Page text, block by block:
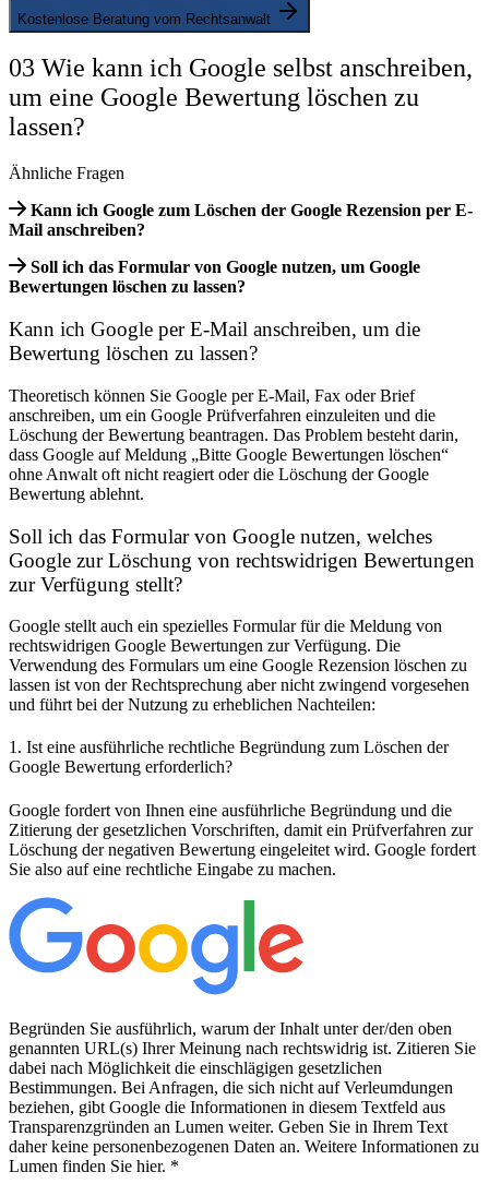
Kostenlose Beratung vom Rechtsanwalt
03 Wie kann ich Google selbst anschreiben,
um eine Google Bewertung löschen zu
lassen?
Ähnliche Fragen
Kann ich Google zum Löschen der Google Rezension per E-
Mail anschreiben?
Soll ich das Formular von Google nutzen, um Google
Bewertungen löschen zu lassen?
Kann ich Google per E-Mail anschreiben, um die
Bewertung löschen zu lassen?
Theoretisch können Sie Google per E-Mail, Fax oder Brief
anschreiben, um ein Google Prüfverfahren einzuleiten und die
Löschung der Bewertung beantragen. Das Problem besteht darin,
dass Google auf Meldung „Bitte Google Bewertungen löschen“
ohne Anwalt oft nicht reagiert oder die Löschung der Google
Bewertung ablehnt.
Soll ich das Formular von Google nutzen, welches
Google zur Löschung von rechtswidrigen Bewertungen
zur Verfügung stellt?
Google stellt auch ein spezielles Formular für die Meldung von
rechtswidrigen Google Bewertungen zur Verfügung. Die
Verwendung des Formulars um eine Google Rezension löschen zu
lassen ist von der Rechtsprechung aber nicht zwingend vorgesehen
und führt bei der Nutzung zu erheblichen Nachteilen:
1. Ist eine ausführliche rechtliche Begründung zum Löschen der
Google Bewertung erforderlich?
Google fordert von Ihnen eine ausführliche Begründung und die
Zitierung der gesetzlichen Vorschriften, damit ein Prüfverfahren zur
Löschung der negativen Bewertung eingeleitet wird. Google fordert
Sie also auf eine rechtliche Eingabe zu machen.
Begründen Sie ausführlich, warum der Inhalt unter der/den oben
genannten URL(s) Ihrer Meinung nach rechtswidrig ist. Zitieren Sie
dabei nach Möglichkeit die einschlägigen gesetzlichen
Bestimmungen. Bei Anfragen, die sich nicht auf Verleumdungen
beziehen, gibt Google die Informationen in diesem Textfeld aus
Transparenzgründen an Lumen weiter. Geben Sie in Ihrem Text
daher keine personenbezogenen Daten an. Weitere Informationen zu
Lumen finden Sie hier. *